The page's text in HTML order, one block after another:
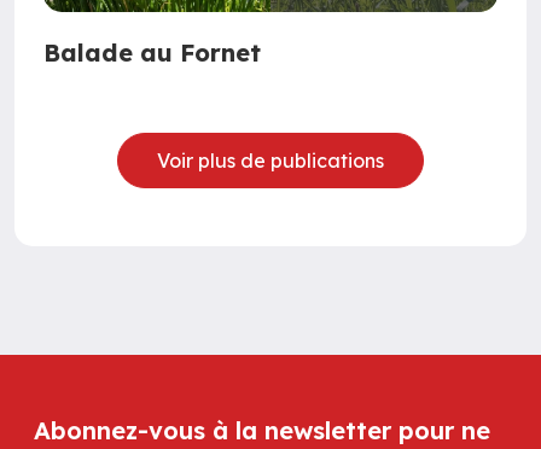
Balade au Fornet
Voir plus de publications
Abonnez-vous à la newsletter pour ne